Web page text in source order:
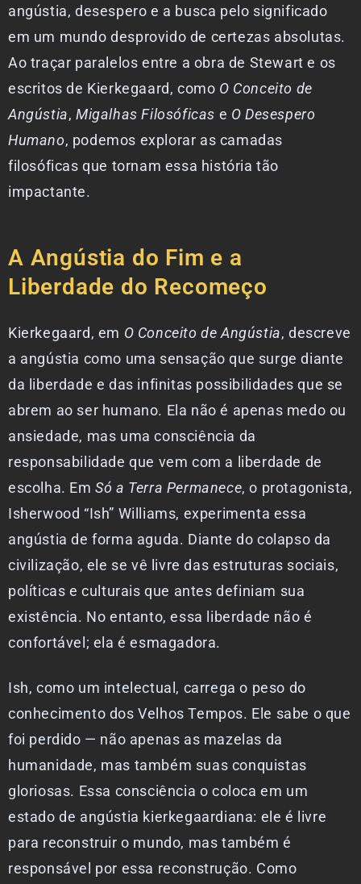
angústia, desespero e a busca pelo significado
em um mundo desprovido de certezas absolutas.
Ao traçar paralelos entre a obra de Stewart e os
escritos de Kierkegaard, como O Conceito de
Angústia,Migalhas Filosóficas e O Desespero
Humano, podemos explorar as camadas
filosóficas que tornam essa história tão
impactante.
A Angústia do Fim e a
Liberdade do Recomeço
Kierkegaard, em O Conceito de Angústia, descreve
a angústia como uma sensação que surge diante
da liberdade e das infinitas possibilidades que se
abrem ao ser humano. Ela não é apenas medo ou
ansiedade, mas uma consciência da
responsabilidade que vem com a liberdade de
escolha. EmSó a Terra Permanece, o protagonista,
Isherwood “Ish” Williams, experimenta essa
angústia de forma aguda. Diante do colapso da
civilização, ele se vê livre das estruturas sociais,
políticas e culturais que antes definiam sua
existência. No entanto, essa liberdade não é
confortável; ela é esmagadora.
Ish, como um intelectual, carrega o peso do
conhecimento dos Velhos Tempos. Ele sabe o que
foi perdido — não apenas as mazelas da
humanidade, mas também suas conquistas
gloriosas. Essa consciência o coloca em um
estado de angústia kierkegaardiana: ele é livre
para reconstruir o mundo, mas também é
responsável por essa reconstrução. Como